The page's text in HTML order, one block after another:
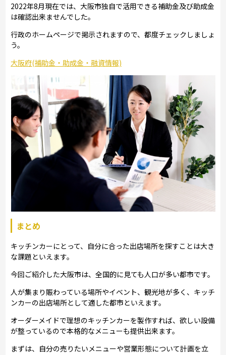
2022年8月現在では、大阪市独自で活用できる補助金及び助成金
は確認出来ませんでした。
行政のホームページで掲示されますので、都度チェックしましょ
う。
大阪府(補助金・助成金・融資情報)
まとめ
キッチンカーにとって、自分に合った出店場所を探すことは大き
な課題といえます。
今回ご紹介した大阪市は、全国的に見ても人口が多い都市です。
人が集まり賑わっている場所やイベント、観光地が多く、キッチ
ンカーの出店場所として適した都市といえます。
オーダーメイドで理想のキッチンカーを製作すれば、欲しい設備
が整っているので本格的なメニューも提供出来ます。
まずは、自分の売りたいメニューや営業形態について計画を立